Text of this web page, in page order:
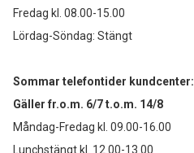
Fredag kl. 08.00-15.00
Lördag-Söndag: Stängt
Sommar telefontider kundcenter:
Gäller fr.o.m. 6/7 t.o.m. 14/8
Måndag-Fredag kl. 09.00-16.00
Lunchstängt kl. 12.00-13.00